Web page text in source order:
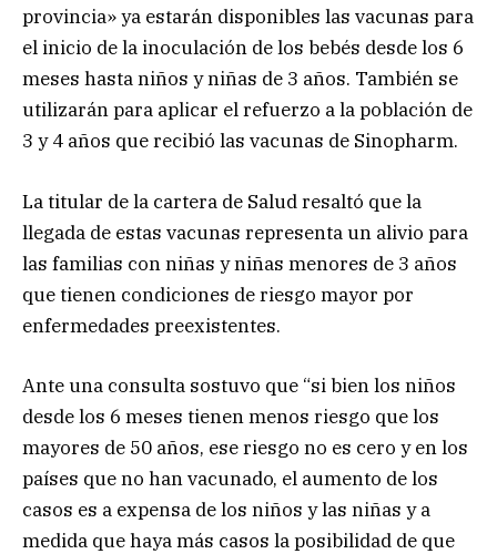
provincia» ya estarán disponibles las vacunas para
el inicio de la inoculación de los bebés desde los 6
meses hasta niños y niñas de 3 años. También se
utilizarán para aplicar el refuerzo a la población de
3 y 4 años que recibió las vacunas de Sinopharm.
La titular de la cartera de Salud resaltó que la
llegada de estas vacunas representa un alivio para
las familias con niñas y niñas menores de 3 años
que tienen condiciones de riesgo mayor por
enfermedades preexistentes.
Ante una consulta sostuvo que “si bien los niños
desde los 6 meses tienen menos riesgo que los
mayores de 50 años, ese riesgo no es cero y en los
países que no han vacunado, el aumento de los
casos es a expensa de los niños y las niñas y a
medida que haya más casos la posibilidad de que